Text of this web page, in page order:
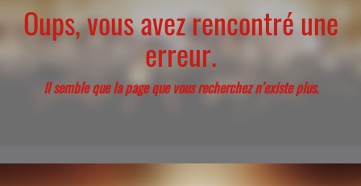
Oups, vous avez rencontré une
erreur.
Il semble que la page que vous recherchez n’existe plus.